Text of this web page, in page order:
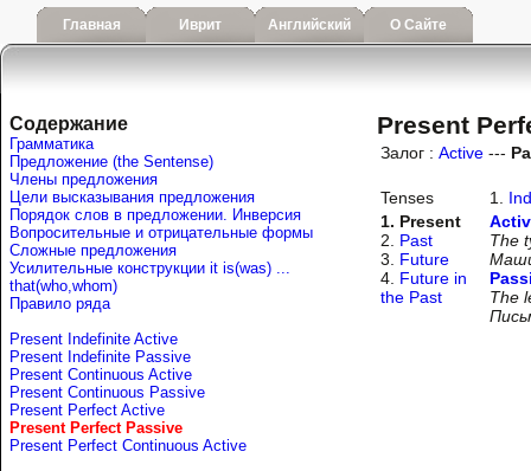
Главная Иврит Английский О Сайте
Содержание
Грамматика
Предложение (the Sentense)
Члены предложения
Цели высказывания предложения
Порядок слов в предложении. Инверсия
Вопросительные и отрицательные формы
Сложные предложения
Усилительные конструкции it is(was) ...
that(who,whom)
Правило ряда
Present Indefinite Active
Present Indefinite Passive
Present Continuous Active
Present Continuous Passive
Present Perfect Active
Present Perfect Passive
Present Perfect Continuous Active
Present
Залог : Active ---
Tenses 1.
1. Present
2. Past
3. Future
4. Future in
the Past
The
The